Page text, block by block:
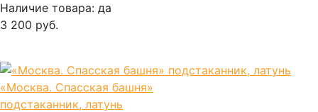
Наличие товара: да
3 200 руб.
«Москва. Спасская башня»
подстаканник, латунь